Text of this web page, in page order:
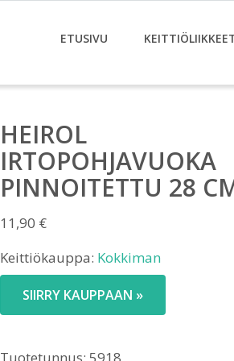
ETUSIVU
HEIROL
IRTOPOHJAVUOKA
PINNOITETTU 28
11,90 €
Keittiökauppa: Kokkiman
SIIRRY KAUPPAAN »